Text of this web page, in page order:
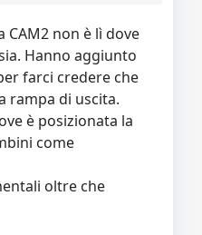
CAM2 non è lì dove
Hanno aggiunto
farci credere che
rampa di uscita.
è posizionata la
come
oltre che